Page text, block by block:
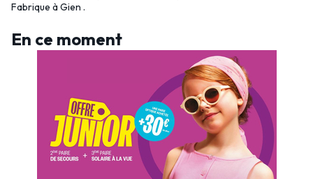
Fabrique à Gien .
En ce moment